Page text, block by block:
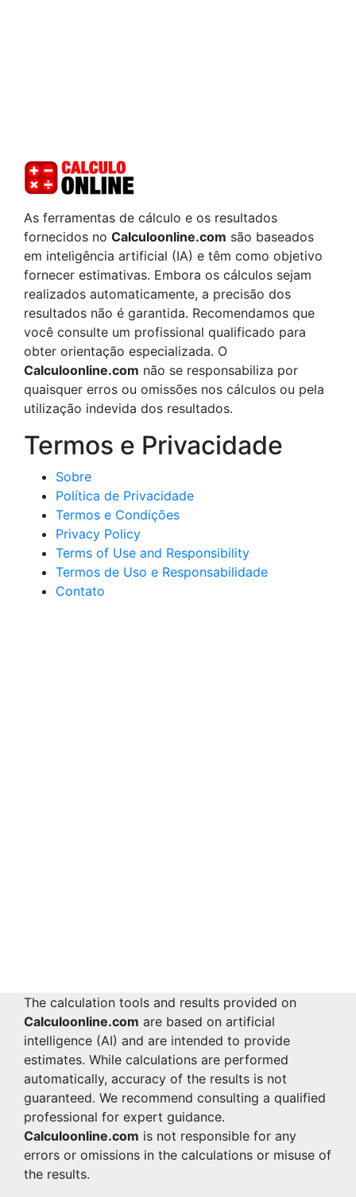
As ferramentas de cálculo e os resultados
fornecidos no Calculoonline.com são baseados
em inteligência artificial (IA) e têm como objetivo
fornecer estimativas. Embora os cálculos sejam
realizados automaticamente, a precisão dos
resultados não é garantida. Recomendamos que
você consulte um profissional qualificado para
obter orientação especializada. O
Calculoonline.com não se responsabiliza por
quaisquer erros ou omissões nos cálculos ou pela
utilização indevida dos resultados.
Termos e Privacidade
Sobre
Política de Privacidade
Termos e Condições
Privacy Policy
Terms of Use and Responsibility
Termos de Uso e Responsabilidade
Contato
The calculation tools and results provided on
Calculoonline.com are based on artificial
intelligence (AI) and are intended to provide
estimates. While calculations are performed
automatically, accuracy of the results is not
guaranteed. We recommend consulting a qualified
professional for expert guidance.
Calculoonline.com is not responsible for any
errors or omissions in the calculations or misuse of
the results.